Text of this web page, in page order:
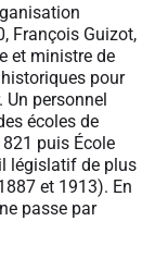
François Guizot,
et ministre de
pour
personnel
écoles de
puis École
législatif de plus
et 1913). En
passe par